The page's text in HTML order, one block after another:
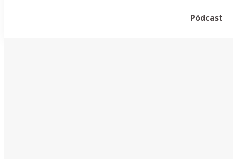
Pódcast